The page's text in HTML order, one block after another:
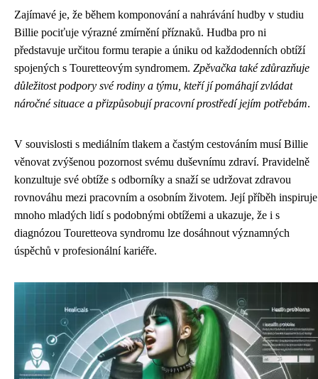
Zajímavé je, že během komponování a nahrávání hudby v studiu
Billie pociťuje výrazné zmírnění příznaků. Hudba pro ni
představuje určitou formu terapie a úniku od každodenních obtíží
spojených s Touretteovým syndromem. Zpěvačka také zdůrazňuje
důležitost podpory své rodiny a týmu, kteří jí pomáhají zvládat
náročné situace a přizpůsobují pracovní prostředí jejím potřebám.
V souvislosti s mediálním tlakem a častým cestováním musí Billie
věnovat zvýšenou pozornost svému duševnímu zdraví. Pravidelně
konzultuje své obtíže s odborníky a snaží se udržovat zdravou
rovnováhu mezi pracovním a osobním životem. Její příběh inspiruje
mnoho mladých lidí s podobnými obtížemi a ukazuje, že i s
diagnózou Touretteova syndromu lze dosáhnout významných
úspěchů v profesionální kariéře.